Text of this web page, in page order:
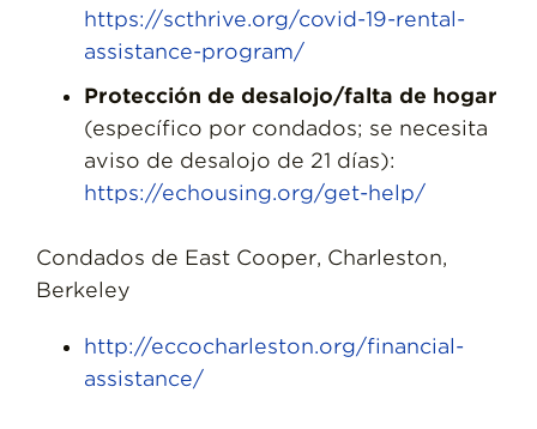
https://scthrive.org/covid-19-rental-
assistance-program/
Protección de desalojo/falta de hogar
(específico por condados; se necesita
aviso de desalojo de 21 días):
https://echousing.org/get-help/
Condados de East Cooper, Charleston,
Berkeley
http://eccocharleston.org/financial-
assistance/